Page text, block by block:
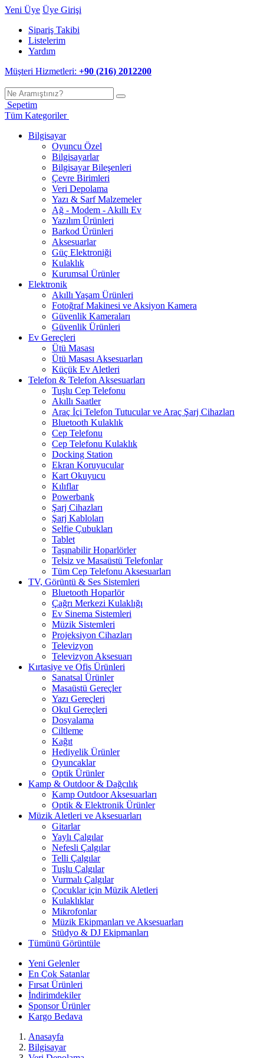
Yeni Üye Üye Girişi
Sipariş Takibi
Listelerim
Yardım
Müşteri Hizmetleri: +90 (216) 2012200
Sepetim
Tüm Kategoriler
Bilgisayar
Oyuncu Özel
Bilgisayarlar
Bilgisayar Bileşenleri
Çevre Birimleri
Veri Depolama
Yazı & Sarf Malzemeler
Ağ - Modem - Akıllı Ev
Yazılım Ürünleri
Barkod Ürünleri
Aksesuarlar
Güç Elektroniği
Kulaklık
Kurumsal Ürünler
Elektronik
Akıllı Yaşam Ürünleri
Fotoğraf Makinesi ve Aksiyon Kamera
Güvenlik Kameraları
Güvenlik Ürünleri
Ev Gereçleri
Ütü Masası
Ütü Masası Aksesuarları
Küçük Ev Aletleri
Telefon & Telefon Aksesuarları
Tuşlu Cep Telefonu
Akıllı Saatler
Araç İçi Telefon Tutucular ve Araç Şarj Cihazları
Bluetooth Kulaklık
Cep Telefonu
Cep Telefonu Kulaklık
Docking Station
Ekran Koruyucular
Kart Okuyucu
Kılıflar
Powerbank
Şarj Cihazları
Şarj Kabloları
Selfie Çubukları
Tablet
Taşınabilir Hoparlörler
Telsiz ve Masaüstü Telefonlar
Tüm Cep Telefonu Aksesuarları
TV, Görüntü & Ses Sistemleri
Bluetooth Hoparlör
Çağrı Merkezi Kulaklığı
Ev Sinema Sistemleri
Müzik Sistemleri
Projeksiyon Cihazları
Televizyon
Televizyon Aksesuarı
Kırtasiye ve Ofis Ürünleri
Sanatsal Ürünler
Masaüstü Gereçler
Yazı Gereçleri
Okul Gereçleri
Dosyalama
Ciltleme
Kağıt
Hediyelik Ürünler
Oyuncaklar
Optik Ürünler
Kamp & Outdoor & Dağcılık
Kamp Outdoor Aksesuarları
Optik & Elektronik Ürünler
Müzik Aletleri ve Aksesuarları
Gitarlar
Yaylı Çalgılar
Nefesli Çalgılar
Telli Çalgılar
Tuşlu Çalgılar
Vurmalı Çalgılar
Çocuklar için Müzik Aletleri
Kulaklıklar
Mikrofonlar
Müzik Ekipmanları ve Aksesuarları
Stüdyo & DJ Ekipmanları
Tümünü Görüntüle
Yeni Gelenler
En Çok Satanlar
Fırsat Ürünleri
İndirimdekiler
Sponsor Ürünler
Kargo Bedava
Anasayfa
Bilgisayar